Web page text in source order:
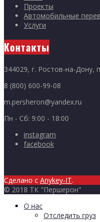
Проекты
Автомобильные
Услуги
Контакты
344029, г. Ростов-на-
8 (800) 600-99-08
m.persheron@yandex.ru
Пн - Сб: 9:00 - 18:00
instagram
facebook
Сделано с Anykey-IT.
© 2018 ТК "Першерон"
О нас
Отследить груз